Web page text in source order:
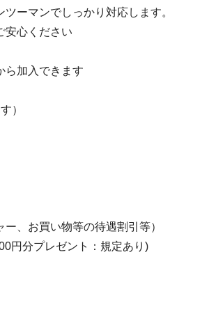
ーマンでしっかり対応します。
安心ください
加入できます
）
、お買い物等の待遇割引等）
円分プレゼント：規定あり)